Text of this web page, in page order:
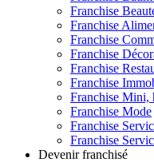
Franchise
Franchise
Franchise
Franchise
Franchise
Franchise
Franchise Mini,
Franchise Mode
Franchise
Franchise
Devenir franchisé